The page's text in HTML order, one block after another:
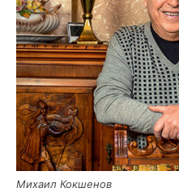
Миха­ил Кокшенов